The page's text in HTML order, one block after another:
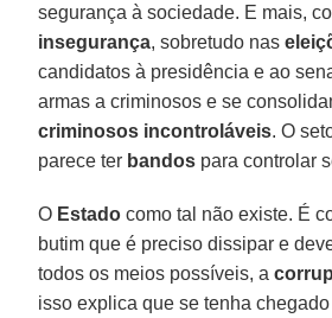
segurança à sociedade. E mais,
insegurança, sobretudo nas
candidatos à presidência e ao
armas a criminosos e se
criminosos incontroláveis. O
parece ter bandos para controlar
O Estado como tal não existe. É
butim que é preciso dissipar e
todos os meios possíveis, a
isso explica que se tenha